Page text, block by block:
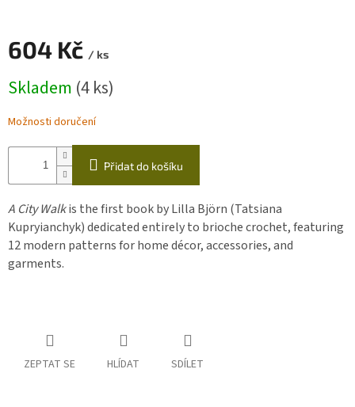
(CZK)
Přihlášení
604 Kč / ks
cena:
Skladem (4 ks)
Možnosti doručení
Přidat do košíku
A City Walkis the first book by Lilla Björn (Tatsiana
Kupryianchyk) dedicated entirely to brioche crochet, featuring
12 modern patterns for home décor, accessories, and
garments.
ZEPTAT SE HLÍDAT SDÍLET